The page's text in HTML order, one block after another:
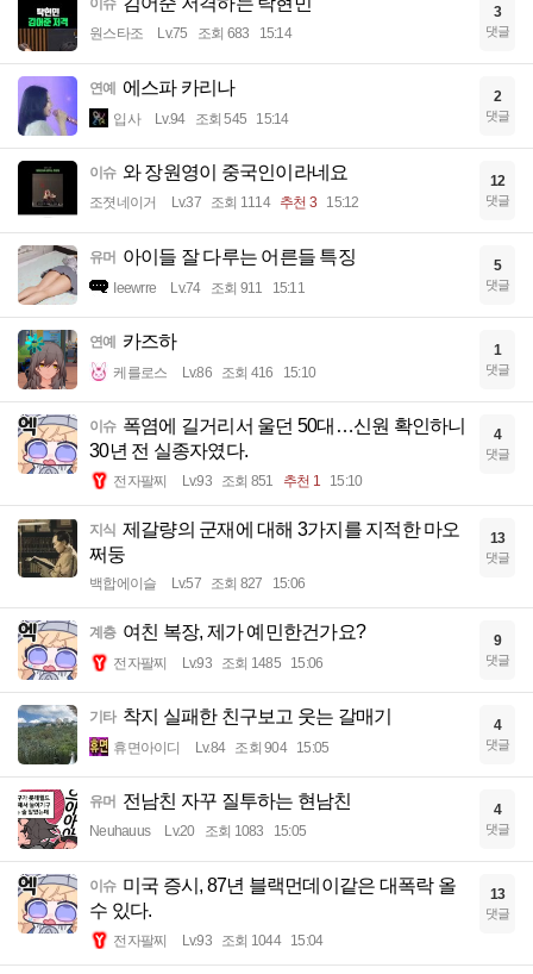
원스타조 Lv.75 조회 683 15:14
3
댓글
연예 에스파 카리나
입사 Lv.94 조회 545 15:14
2
댓글
이슈 와 장원영이 중국인이라네요
조졋네이거 Lv.37 조회 1114 추천 3 15:12
12
댓글
유머 아이들 잘 다루는 어른들 특징
Ieewrre Lv.74 조회 911 15:11
5
댓글
연예 카즈하
케를로스 Lv.86 조회 416 15:10
1
댓글
이슈 폭염에 길거리서 울던 50대…신원 확인하니
30년 전 실종자였다.
전자팔찌 Lv.93 조회 851 추천 1 15:10
4
댓글
지식 제갈량의 군재에 대해 3가지를 지적한 마오
쩌둥
백합에이슬 Lv.57 조회 827 15:06
13
댓글
계층 여친 복장, 제가 예민한건가요?
전자팔찌 Lv.93 조회 1485 15:06
9
댓글
기타 착지 실패한 친구보고 웃는 갈매기
휴면아이디 Lv.84 조회 904 15:05
4
댓글
유머 전남친 자꾸 질투하는 현남친
Neuhauus Lv.20 조회 1083 15:05
4
댓글
이슈 미국 증시, 87년 블랙먼데이같은 대폭락 올
수 있다.
전자팔찌 Lv.93 조회 1044 15:04
13
댓글